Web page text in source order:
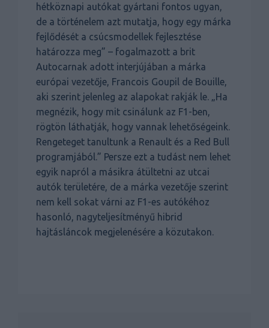
hétköznapi autókat gyártani fontos ugyan,
de a történelem azt mutatja, hogy egy márka
fejlődését a csúcsmodellek fejlesztése
határozza meg” – fogalmazott a brit
Autocarnak adott interjújában a márka
európai vezetője, Francois Goupil de Bouille,
aki szerint jelenleg az alapokat rakják le. „Ha
megnézik, hogy mit csinálunk az F1-ben,
rögtön láthatják, hogy vannak lehetőségeink.
Rengeteget tanultunk a Renault és a Red Bull
programjából.” Persze ezt a tudást nem lehet
egyik napról a másikra átültetni az utcai
autók területére, de a márka vezetője szerint
nem kell sokat várni az F1-es autókéhoz
hasonló, nagyteljesítményű hibrid
hajtásláncok megjelenésére a közutakon.